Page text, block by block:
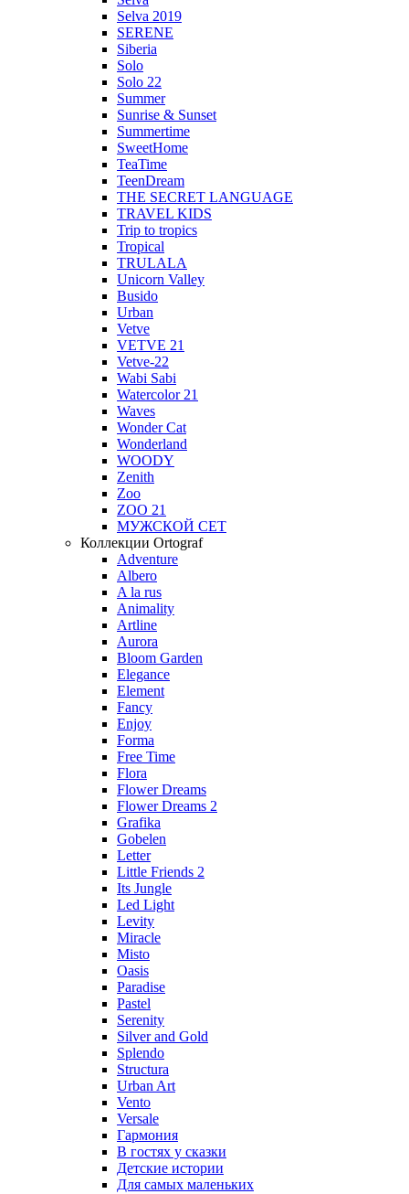
Selva 2019
SERENE
Siberia
Solo
Solo 22
Summer
Sunrise & Sunset
Summertime
SweetHome
TeaTime
TeenDream
THE SECRET LANGUAGE
TRAVEL KIDS
Trip to tropics
Tropical
TRULALA
Unicorn Valley
Busido
Urban
Vetve
VETVE 21
Vetve-22
Wabi Sabi
Watercolor 21
Waves
Wonder Cat
Wonderland
WOODY
Zenith
Zoo
ZOO 21
МУЖСКОЙ СЕТ
Коллекции Ortograf
Adventure
Albero
A la rus
Animality
Artline
Aurora
Bloom Garden
Elegance
Element
Fancy
Enjoy
Forma
Free Time
Flora
Flower Dreams
Flower Dreams 2
Grafika
Gobelen
Letter
Little Friends 2
Its Jungle
Led Light
Levity
Miracle
Misto
Oasis
Paradise
Pastel
Serenity
Silver and Gold
Splendo
Structura
Urban Art
Vento
Versale
Гармония
В гостях у сказки
Детские истории
Для самых маленьких